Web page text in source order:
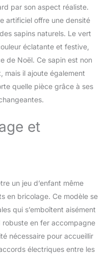
en valeur les feuilles
argentées,
et magique. En
il adopte des lumières
de gamme avec
UL588 et un
durable et
stable :】L'arbre de
PVC avec un film,
inodore et non
un support fiable pour
l'arbre droit et
🎄【Conception
pour une
est équipé de
articulées
par son aspect réaliste.
artificiel offre une densité
sapins naturels. Le vert
éclatante et festive,
de Noël. Ce sapin est non
mais il ajoute également
quelle pièce grâce à ses
et
un jeu d’enfant même
en bricolage. Ce modèle se
qui s’emboîtent aisément
robuste en fer accompagne
nécessaire pour accueillir
électriques entre les